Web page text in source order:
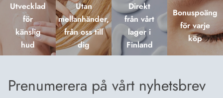
Utvecklad
för
känslig
hud
Utan
mellanhänder,
från oss till
dig
Direkt
från vårt
lager i
Finland
Bonuspoäng
för varje
köp
Prenumerera på vårt nyhetsbrev